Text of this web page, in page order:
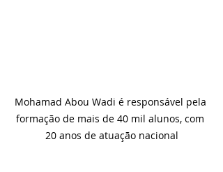
Mohamad Abou Wadi é responsável pela
formação de mais de 40 mil alunos, com
20 anos de atuação nacional